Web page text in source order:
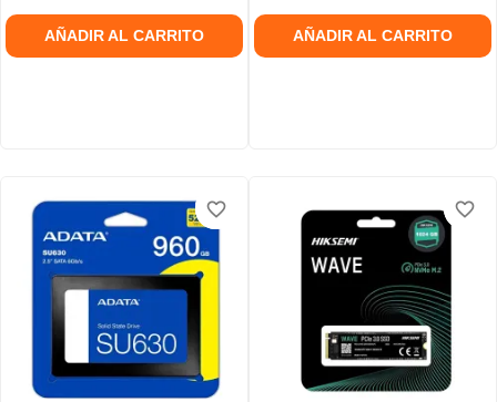
AÑADIR AL CARRITO AÑADIR AL CARRITO
favorite_border
favorite_border favorite_border
favorite_border